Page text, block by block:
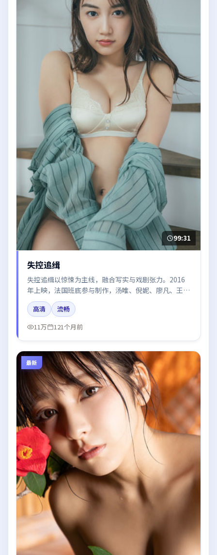
99:31
失控追缉
失控追缉以惊悚为主线，融合写实与戏剧张力。2016
年上映，法国班底参与制作，汤唯、倪妮、廖凡、王景
春、周迅在片中呈现细腻表演，影像风格统一，配乐与
剪辑强化了情绪曲线。
高清
流畅
11万
121个月前
最新